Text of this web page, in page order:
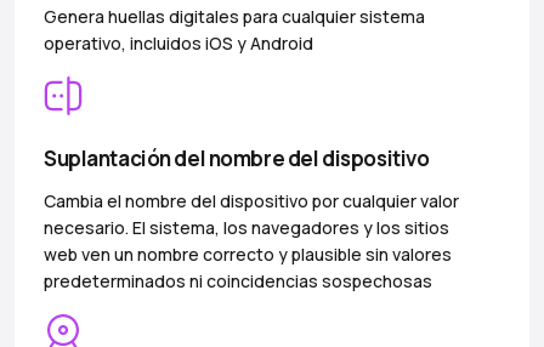
Genera huellas digitales para cualquier sistema
operativo, incluidos iOS y Android
Suplantación del nombre del dispositivo
Cambia el nombre del dispositivo por cualquier valor
necesario. El sistema, los navegadores y los sitios
web ven un nombre correcto y plausible sin valores
predeterminados ni coincidencias sospechosas